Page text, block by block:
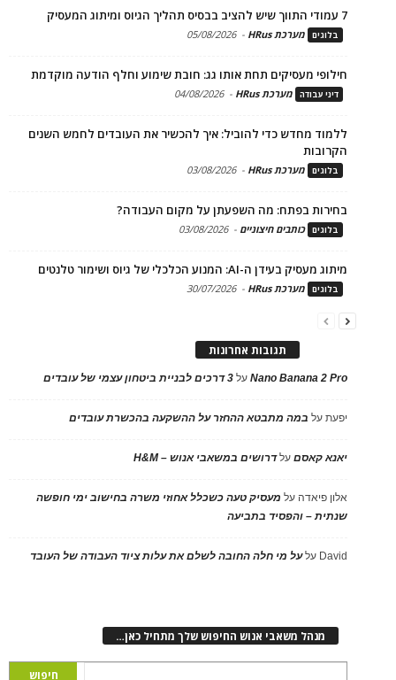
7 עמודי התווך שיש להציב בבסיס תהליך הגיוס ומיתוג המעסיק
בלוגים מערכת HRus -
05/08/2026
חילופי מעסיקים תחת אותו גג: חובת שימוע וחלף הודעה מוקדמת
דיני עבודה מערכת HRus -
04/08/2026
ללמוד מחדש כדי להוביל: איך להכשיר את העובדים לחמש השנים
הקרובות
בלוגים מערכת HRus -
03/08/2026
בחירות בפתח: מה השפעתן על מקום העבודה?
בלוגים כותבים חיצוניים -
03/08/2026
מיתוג מעסיק בעידן ה-AI: המנוע הכלכלי של גיוס ושימור טלנטים
בלוגים מערכת HRus -
30/07/2026
תגובות אחרונות
Nano Banana 2 Proעל 3 דרכים לבניית ביטחון עצמי של עובדים
יפעתעל במה מתבטא ההחזר על ההשקעה בהכשרת עובדים
יאנא קאסםעלדרושים במשאבי אנוש – H&M
אלון פיאדה על מעסיק טעה כשכלל אחוזי משרה בחישוב ימי חופשה
שנתית – והפסיד בתביעה
David עלעל מי חלה החובה לשלם את עלות ציוד העבודה של העובד
מנהל משאבי אנוש החיפוש שלך מתחיל כאן…